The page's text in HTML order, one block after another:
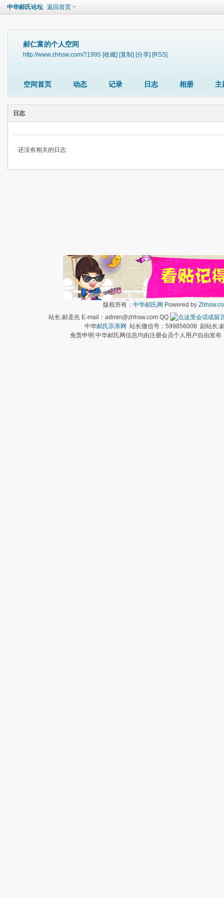
中华郝氏论坛 返回首页
郝仁富的个人空间
http://www.zhhsw.com/?1995 [收藏] [复制] [分享] [RSS]
空间首页 动态 记录 日志 相册 主
日志
还没有相关的日志
版权所有： 中华郝氏网 Powered by
站长:郝圣先 E-mail：admin@zhhsw.com QQ
中华郝氏宗亲网 站长微信号：599856008 副站长:
免责申明:中华郝氏网信息均由注册会员个人用户自由发